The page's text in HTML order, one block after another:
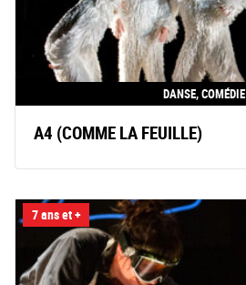
DANSE, COMÉDIE
A4 (COMME LA FEUILLE)
7 ans et +